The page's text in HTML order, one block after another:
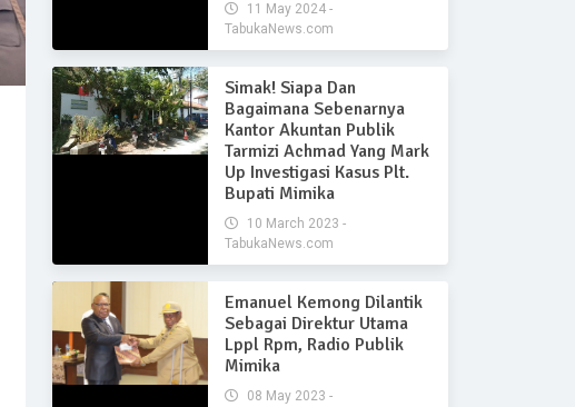
11 May 2024 -
TabukaNews.com
Simak! Siapa Dan
Bagaimana Sebenarnya
Kantor Akuntan Publik
Tarmizi Achmad Yang Mark
Up Investigasi Kasus Plt.
Bupati Mimika
10 March 2023 -
TabukaNews.com
Emanuel Kemong Dilantik
Sebagai Direktur Utama
Lppl Rpm, Radio Publik
Mimika
08 May 2023 -